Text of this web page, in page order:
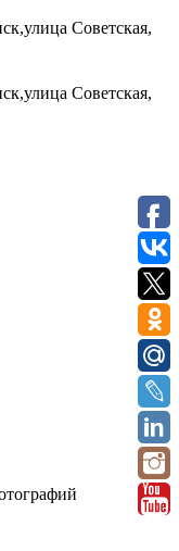
Советская,
Советская,